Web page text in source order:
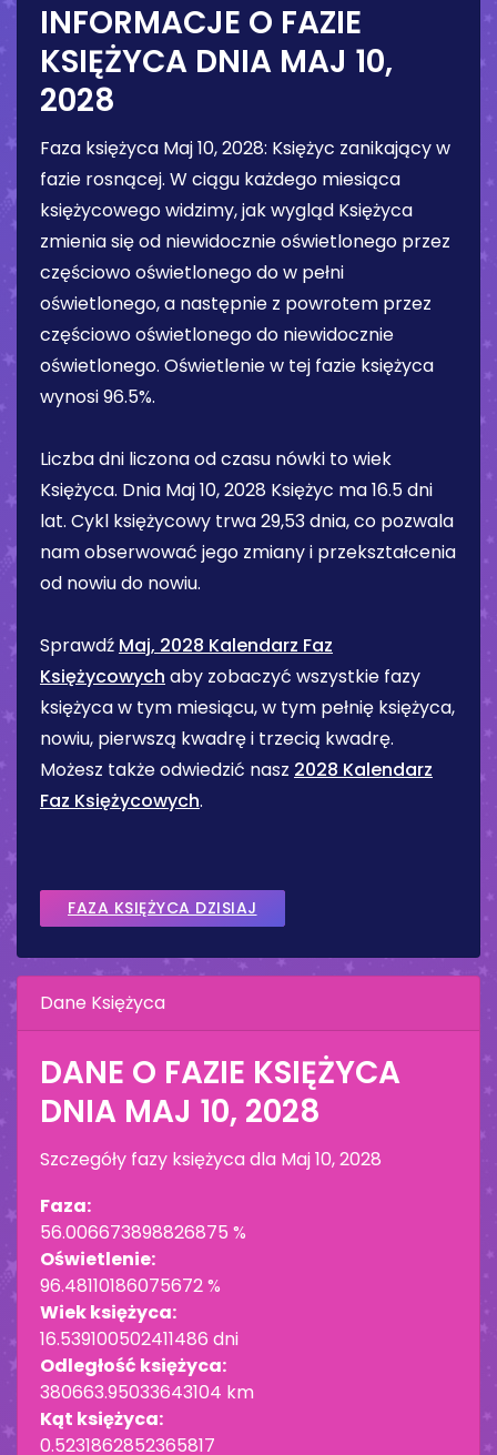
INFORMACJE O FAZIE
KSIĘŻYCA DNIA MAJ 10,
2028
Faza księżyca Maj 10, 2028: Księżyc zanikający w
fazie rosnącej. W ciągu każdego miesiąca
księżycowego widzimy, jak wygląd Księżyca
zmienia się od niewidocznie oświetlonego przez
częściowo oświetlonego do w pełni
oświetlonego, a następnie z powrotem przez
częściowo oświetlonego do niewidocznie
oświetlonego. Oświetlenie w tej fazie księżyca
wynosi96.5%.
Liczba dni liczona od czasu nówki to wiek
Księżyca. Dnia Maj 10, 2028 Księżyc ma16.5 dni
lat. Cykl księżycowy trwa 29,53 dnia, co pozwala
nam obserwować jego zmiany i przekształcenia
od nowiu do nowiu.
Sprawdź Maj, 2028 Kalendarz Faz
Księżycowych aby zobaczyć wszystkie fazy
księżyca w tym miesiącu, w tym pełnię księżyca,
nowiu, pierwszą kwadrę i trzecią kwadrę.
Możesz także odwiedzić nasz 2028 Kalendarz
Faz Księżycowych.
FAZA KSIĘŻYCA DZISIAJ
Dane Księżyca
DANE O FAZIE KSIĘŻYCA
DNIA MAJ 10, 2028
Szczegóły fazy księżyca dla Maj 10, 2028
Faza:
56.006673898826875 %
Oświetlenie:
96.48110186075672 %
Wiek księżyca:
16.539100502411486 dni
Odległość księżyca:
380663.95033643104 km
Kąt księżyca:
0.5231862852365817